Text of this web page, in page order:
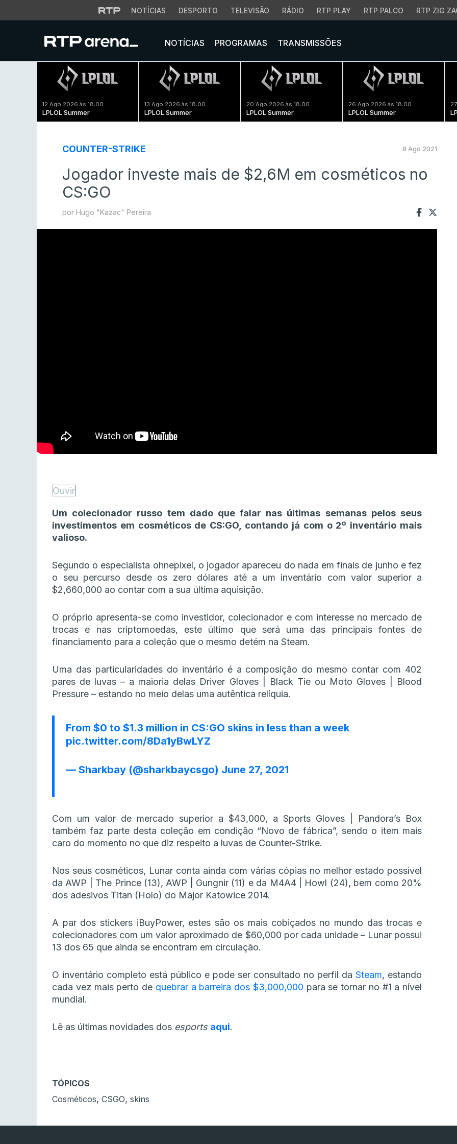
NOTÍCIAS DESPORTO TELEVISÃO RÁDIO RTP PLAY RTP PALCO RTP ZIG
NOTÍCIAS PROGRAMAS TRANSMISSÕES
12 Ago 2026 às 18:00
LPLOL Summer
13 Ago 2026 às 18:00
LPLOL Summer
20 Ago 2026 às 18:00
LPLOL Summer
26 Ago 2026 às 18:00
LPLOL Summer
COUNTER-STRIKE 8 Ago 2021
Jogador investe mais de $2,6M em cosméticos no
CS:GO
por Hugo "Kazac" Pereira
Ouvir
Um colecionador russo tem dado que falar nas últimas semanas pelos seus
investimentos em cosméticos de CS:GO, contando já com o 2º inventário mais
valioso.
Segundo o especialista ohnepixel, o jogador apareceu do nada em finais de junho e fez
o seu percurso desde os zero dólares até a um inventário com valor superior a
$2,660,000 ao contar com a sua última aquisição.
O próprio apresenta-se como investidor, colecionador e com interesse no mercado de
trocas e nas criptomoedas, este último que será uma das principais fontes de
financiamento para a coleção que o mesmo detém na Steam.
Uma das particularidades do inventário é a composição do mesmo contar com 402
pares de luvas – a maioria delas Driver Gloves | Black Tie ou Moto Gloves | Blood
Pressure – estando no meio delas uma autêntica relíquia.
From $0 to $1.3 million in CS:GO skins in less than a week
pic.twitter.com/8Da1yBwLYZ
— Sharkbay (@sharkbaycsgo) June 27, 2021
Com um valor de mercado superior a $43,000, a Sports Gloves | Pandora’s Box
também faz parte desta coleção em condição “Novo de fábrica”, sendo o item mais
caro do momento no que diz respeito a luvas de Counter-Strike.
Nos seus cosméticos, Lunar conta ainda com várias cópias no melhor estado possível
da AWP | The Prince (13), AWP | Gungnir (11) e da M4A4 | Howl (24), bem como 20%
dos adesivos Titan (Holo) do Major Katowice 2014.
A par dos stickers iBuyPower, estes são os mais cobiçados no mundo das trocas e
colecionadores com um valor aproximado de $60,000 por cada unidade – Lunar possui
13 dos 65 que ainda se encontram em circulação.
O inventário completo está público e pode ser consultado no perfil da Steam, estando
cada vez mais perto de quebrar a barreira dos $3,000,000 para se tornar no #1 a nível
mundial.
Lê as últimas novidades dos esports aqui.
TÓPICOS
Cosméticos, CSGO, skins